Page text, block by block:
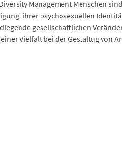
Management Menschen
ihrer psychosexuellen
gesellschaftlichen
Vielfalt bei der Gestaltug von